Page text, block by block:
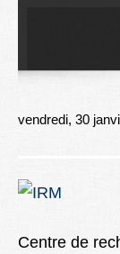
Better
vendredi, 30
Centre de